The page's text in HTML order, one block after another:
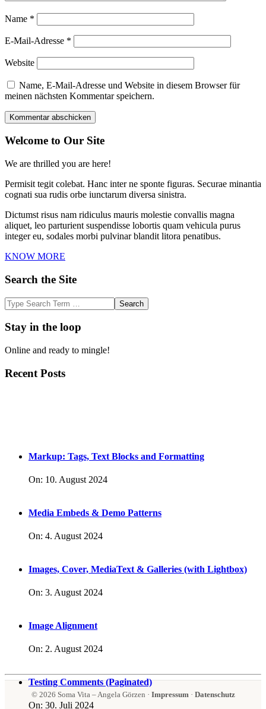
Name *
E-Mail-Adresse *
Website
Name, E-Mail-Adresse und Website in diesem Browser für
meinen nächsten Kommentar speichern.
Welcome to Our Site
We are thrilled you are here!
Permisit tegit colebat. Hanc inter ne sponte figuras. Securae minantia
cognati sua rudis orbe iunctarum diversa sinistra.
Dictumst risus nam ridiculus mauris molestie convallis magna
aliquet, leo parturient suspendisse lobortis quam vehicula purus
integer eu, sodales morbi pulvinar blandit litora penatibus.
KNOW MORE
Search the Site
Search
Stay in the loop
Online and ready to mingle!
Recent Posts
Markup: Tags, Text Blocks and Formatting
On: 10. August 2024
Media Embeds & Demo Patterns
On: 4. August 2024
Images, Cover, MediaText & Galleries (with Lightbox)
On: 3. August 2024
Image Alignment
On: 2. August 2024
Testing Comments (Paginated)
On: 30. Juli 2024
© 2026 Soma Vita – Angela Görzen · Impressum · Datenschutz